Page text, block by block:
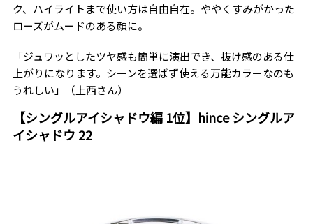
ク、ハイライトまで使い方は自由自在。ややくすみがかった
ローズがムードのある顔に。
「ジュワッとしたツヤ感も簡単に演出でき、抜け感のある仕
上がりになります。シーンを選ばず使える万能カラーなのも
うれしい」（上西さん）
【シングルアイシャドウ編 1位】hince シングルア
イシャドウ 22